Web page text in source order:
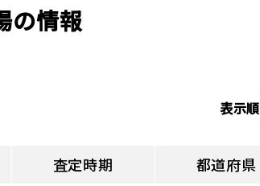
の情報
表示順
査定時期 都道府県